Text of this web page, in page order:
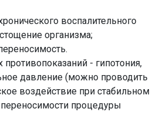
воспалительного
организма;
- гипотония,
давление (можно проводить
воздействие при стабильном
процедуры